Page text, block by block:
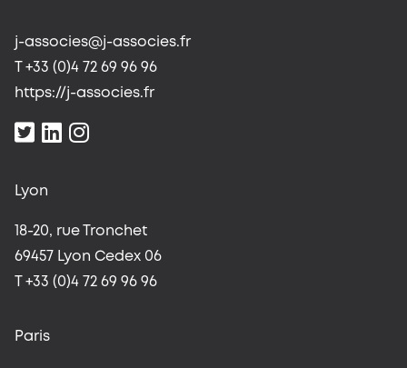
j-associes@j-associes.fr
T +33 (0)4 72 69 96 96
https://j-associes.fr
Lyon
18-20, rue Tronchet
69457 Lyon Cedex 06
T +33 (0)4 72 69 96 96
Paris